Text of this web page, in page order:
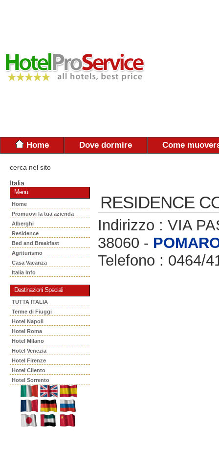
Home Dove dormire Come
cerca nel sito
Italia
Menu
Home
Promuovi la tua azienda
Alberghi
Residence
Bed and Breakfast
Agriturismo
Casa Vacanza
Italia Info
Destinazioni Speciali
TUTTA ITALIA
Terme di Fiuggi
Hotel Napoli
Hotel Roma
Hotel Milano
Hotel Venezia
Hotel Firenze
Hotel Cilento
Hotel Sorrento
RESIDENCE
Indirizzo : VIA
38060 -
Telefono : 0464/